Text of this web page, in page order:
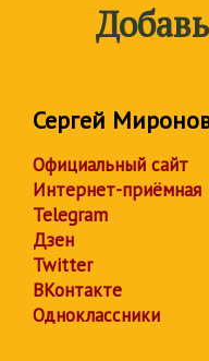
Сергей
Официальный сайт
Интернет-приёмная
Telegram
Дзен
Twitter
ВКонтакте
Одноклассники